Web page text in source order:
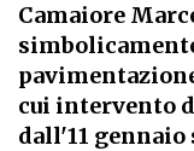
Camaiore
cui intervento
dall'11 gennaio